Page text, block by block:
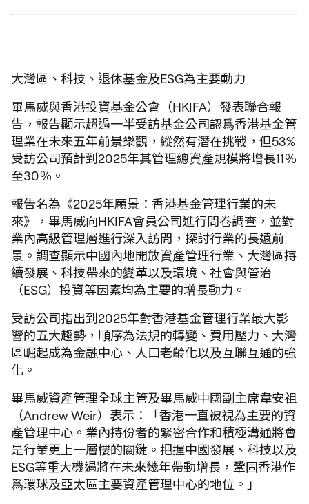
大灣區、科技、退休基金及ESG為主要動力
畢馬威與香港投資基金公會（HKIFA）發表聯合報
告，報告顯示超過一半受訪基金公司認爲香港基金管
理業在未來五年前景樂觀，縱然有潛在挑戰，但53%
受訪公司預計到2025年其管理總資產規模將增長11％
至30％。
報告名為《2025年願景：香港基金管理行業的未
來》，畢馬威向HKIFA會員公司進行問卷調查，並對
業內高級管理層進行深入訪問，探討行業的長遠前
景。調查顯示中國內地開放資產管理行業、大灣區持
續發展、科技帶來的變革以及環境、社會與管治
（ESG）投資等因素均為主要的增長動力。
受訪公司指出到2025年對香港基金管理行業最大影
響的五大趨勢，順序為法規的轉變、費用壓力、大灣
區崛起成為金融中心、人口老齡化以及互聯互通的強
化。
畢馬威資產管理全球主管及畢馬威中國副主席韋安祖
（Andrew Weir）表示：「香港一直被視為主要的資
產管理中心。業內持份者的緊密合作和積極溝通將會
是行業更上一層樓的關鍵。把握中國發展、科技以及
ESG等重大機遇將在未來幾年帶動增長，鞏固香港作
爲環球及亞太區主要資產管理中心的地位。」